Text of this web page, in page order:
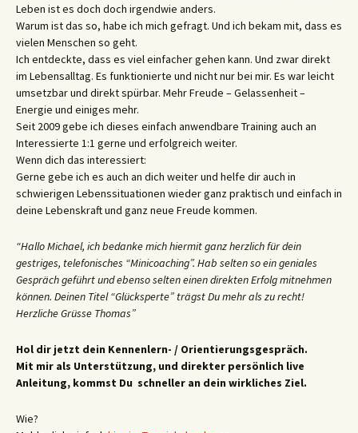
Leben ist es doch doch irgendwie anders.
Warum ist das so, habe ich mich gefragt. Und ich bekam mit, dass es
vielen Menschen so geht.
Ich entdeckte, dass es viel einfacher gehen kann. Und zwar direkt
im Lebensalltag. Es funktionierte und nicht nur bei mir. Es war leicht
umsetzbar und direkt spürbar. Mehr Freude – Gelassenheit –
Energie und einiges mehr.
Seit 2009 gebe ich dieses einfach anwendbare Training auch an
Interessierte 1:1 gerne und erfolgreich weiter.
Wenn dich das interessiert:
Gerne gebe ich es auch an dich weiter und helfe dir auch in
schwierigen Lebenssituationen wieder ganz praktisch und einfach in
deine Lebenskraft und ganz neue Freude kommen.
“Hallo Michael, ich bedanke mich hiermit ganz herzlich für dein
gestriges, telefonisches “Minicoaching”. Hab selten so ein geniales
Gespräch geführt und ebenso selten einen direkten Erfolg mitnehmen
können. Deinen Titel “Glücksperte” trägst Du mehr als zu recht!
Herzliche Grüsse Thomas”
Hol dir jetzt dein Kennenlern- / Orientierungsgespräch.
Mit mir als Unterstützung, und direkter persönlich live
Anleitung, kommst Du schneller an dein wirkliches Ziel.
Wie?